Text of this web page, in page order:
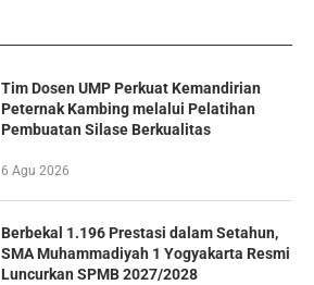
Tim Dosen UMP Perkuat Kemandirian
Peternak Kambing melalui Pelatihan
Pembuatan Silase Berkualitas
6 Agu 2026
Berbekal 1.196 Prestasi dalam Setahun,
SMA Muhammadiyah 1 Yogyakarta Resmi
Luncurkan SPMB 2027/2028